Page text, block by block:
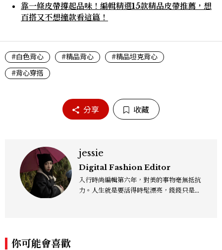
靠一條皮帶撐起品味！編輯精選15款精品皮帶推薦，想
百搭又不想撞款看這篇！
#白色背心 #精品背心
#精品坦克背心
#背心穿搭
分享 收藏
jessie
Digital Fashion Editor
入行時尚編輯第六年，對美的事物毫無抵抗
力。人生就是要活得時髦漂亮，錢錢只是變
你可能會喜歡